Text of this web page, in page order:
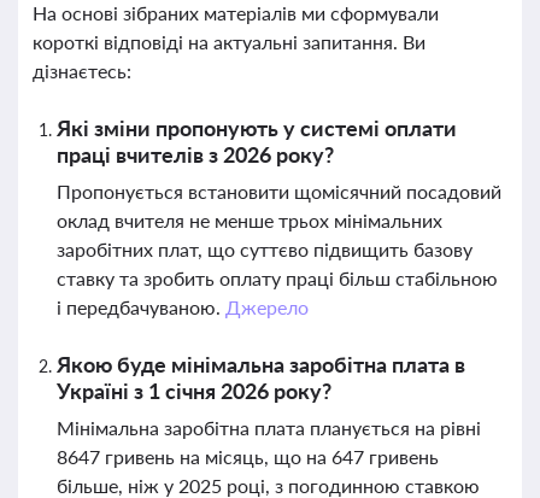
На основі зібраних матеріалів ми сформували
короткі відповіді на актуальні запитання. Ви
дізнаєтесь:
Які зміни пропонують у системі оплати
праці вчителів з 2026 року?
Пропонується встановити щомісячний посадовий
оклад вчителя не менше трьох мінімальних
заробітних плат, що суттєво підвищить базову
ставку та зробить оплату праці більш стабільною
і передбачуваною. Джерело
Якою буде мінімальна заробітна плата в
Україні з 1 січня 2026 року?
Мінімальна заробітна плата планується на рівні
8647 гривень на місяць, що на 647 гривень
більше, ніж у 2025 році, з погодинною ставкою